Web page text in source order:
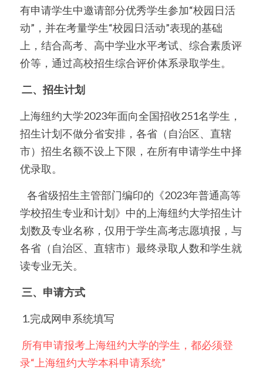
有申请学生中邀请部分优秀学生参加“校园日活
动”，并在考量学生“校园日活动”表现的基础
上，结合高考、高中学业水平考试、综合素质评
价等，通过高校招生综合评价体系录取学生。
二、招生计划
上海纽约大学2023年面向全国招收251名学生，
招生计划不做分省安排，各省（自治区、直辖
市）招生名额不设上下限，在所有申请学生中择
优录取。
学校招生专业和计划》中的上海纽约大学招生计
划数及专业名称，仅用于学生高考志愿填报，与
各省（自治区、直辖市）最终录取人数和学生就
读专业无关。
三、申请方式
1.完成网申系统填写
录“上海纽约大学本科申请系统”